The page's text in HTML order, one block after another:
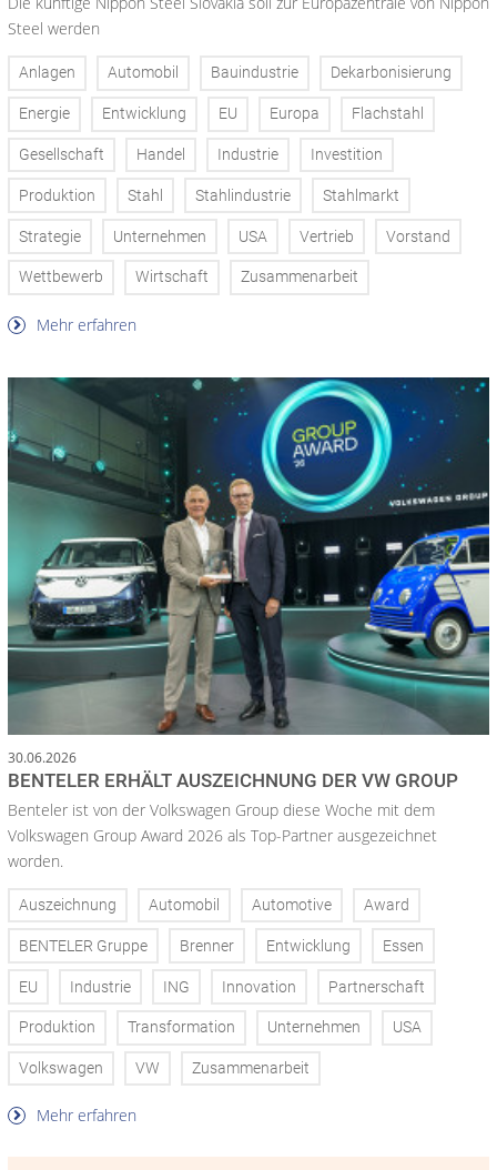
Steel werden
Anlagen Automobil Bauindustrie Dekarbonisierung
Energie Entwicklung EU Europa Flachstahl
Gesellschaft Handel Industrie Investition
Produktion Stahl Stahlindustrie Stahlmarkt
Strategie Unternehmen USA Vertrieb Vorstand
Wettbewerb Wirtschaft Zusammenarbeit
Mehr erfahren
30.06.2026
BENTELER ERHÄLT AUSZEICHNUNG DER VW GROUP
Benteler ist von der Volkswagen Group diese Woche mit dem
Volkswagen Group Award 2026 als Top-Partner ausgezeichnet
worden.
Auszeichnung Automobil Automotive Award
BENTELER Gruppe Brenner Entwicklung Essen
EU Industrie ING Innovation Partnerschaft
Produktion Transformation Unternehmen USA
Volkswagen VW Zusammenarbeit
Mehr erfahren